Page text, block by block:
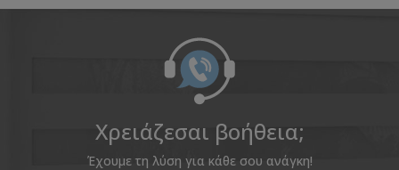
Χρειάζεσαι βοήθεια;
Έχουμε τη λύση για κάθε σου ανάγκη!